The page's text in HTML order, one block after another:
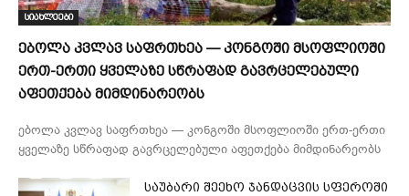
სიახლეები
ებოლა კვლავ საფრთხეა — კონგოში მსოფლიოში
ერთ-ერთი ყველაზე სწრაფად გავრცელებული
აფეთქება მიმდინარეობს
ებოლა კვლავ საფრთხეა — კონგოში მსოფლიოში ერთ-ერთი
ყველაზე სწრაფად გავრცელებული აფეთქება მიმდინარეობს
საუბარი შეეხო ჯანდაცვის სფეროში